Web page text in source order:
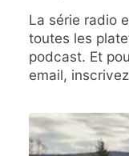
La série radio
toutes les
podcast. Et
email,